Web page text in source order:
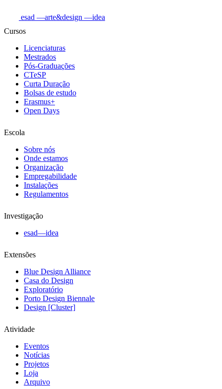
esad —arte&design —idea
Cursos
Licenciaturas
Mestrados
Pós-Graduações
CTeSP
Curta Duração
Bolsas de estudo
Erasmus+
Open Days
Escola
Sobre nós
Onde estamos
Organização
Empregabilidade
Instalações
Regulamentos
Investigação
esad—idea
Extensões
Blue Design Alliance
Casa do Design
Exploratório
Porto Design Biennale
Design [Cluster]
Atividade
Eventos
Notícias
Projetos
Loja
Arquivo